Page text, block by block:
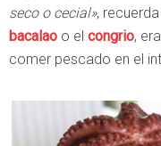
seco o cecial»,
bacalao o el congrio,
comer pescado en el